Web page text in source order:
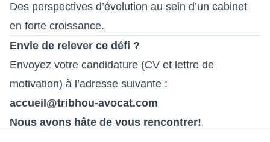
Des perspectives d’évolution au sein d’un cabinet
en forte croissance.
Envie de relever ce défi ?
Envoyez votre candidature (CV et lettre de
motivation) à l’adresse suivante :
accueil@tribhou-avocat.com
Nous avons hâte de vous rencontrer!